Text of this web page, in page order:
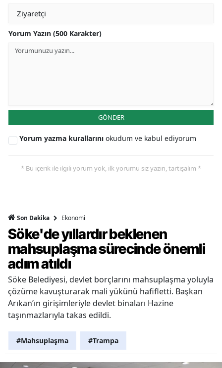
Yorum Yazın (500 Karakter)
GÖNDER
Yorum yazma kurallarını okudum ve kabul ediyorum
* Bu içerik ile ilgili yorum yok, ilk yorumu siz yazın, tartışalım *
Son Dakika Ekonomi
Söke'de yıllardır beklenen
mahsuplaşma sürecinde önemli
adım atıldı
Söke Belediyesi, devlet borçlarını mahsuplaşma yoluyla
çözüme kavuşturarak mali yükünü hafifletti. Başkan
Arıkan’ın girişimleriyle devlet binaları Hazine
taşınmazlarıyla takas edildi.
#Mahsuplaşma #Trampa